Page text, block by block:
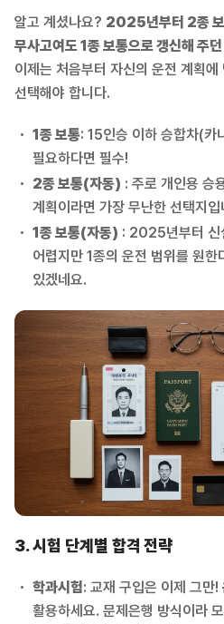
알고 계셨나요? 2025년부터 2종
무사고여도 1종 보통으로 갱신해 주
이제는 처음부터 자신의 운전 계획에
선택해야 합니다.
1종 보통: 15인승 이하 승합차(카
필요하다면 필수!
2종 보통(자동) : 주로 개인용 승
계획이라면 가장 무난한 선택지입
1종 보통(자동) : 2025년부터 신
어렵지만 1종의 운전 범위를 원한
있겠네요.
3. 시험 단계별 합격 전략
학과시험: 교재 구입은 이제 그만!
활용하세요. 문제은행 방식이라